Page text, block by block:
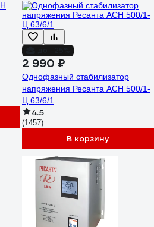
2 990 ₽
Однофазный стабилизатор
напряжения Ресанта АСН 500/1-
Ц 63/6/1
4.5
(1457)
В корзину